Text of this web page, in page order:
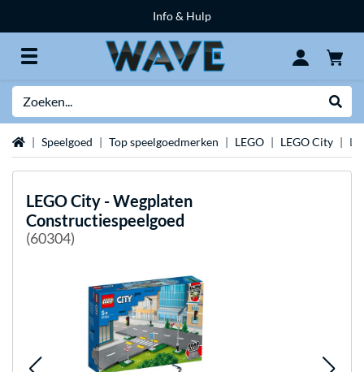
Info & Hulp
HomeSpeelgoed Top speelgoedmerken LEGO LEGO City
LEGOCity - Wegplaten
Constructiespeelgoed
(60304)